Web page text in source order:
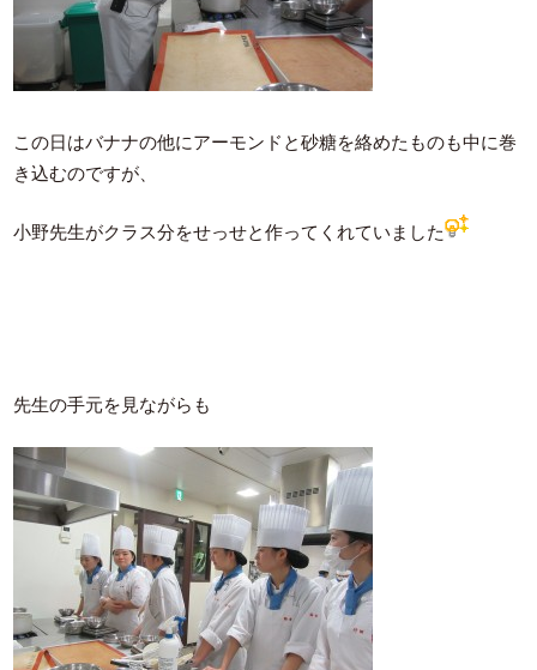
この日はバナナの他にアーモンドと砂糖を絡めたものも中に巻
き込むのですが、
小野先生がクラス分をせっせと作ってくれていました
先生の手元を見ながらも